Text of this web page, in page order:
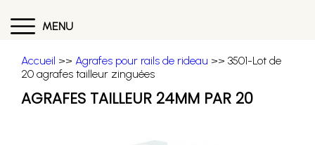
MENU
Accueil >> Agrafes pour rails de rideau >> 3501-Lot de
20 agrafes tailleur zinguées
AGRAFES TAILLEUR 24MM PAR 20